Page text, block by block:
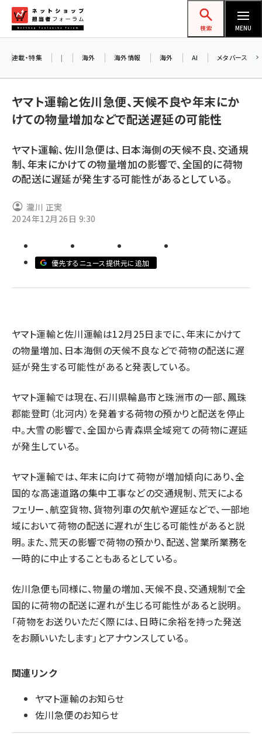
ン
ネットショップ担当者フォーラム
検索 MENU
yahoo (1906)
楽天 (1874)
アスクル (1122)
ビィ・フォアード (776)
連載・特集 | 海外 海外情報 海外 AI メタバース
ヤマト運輸と佐川急便、天候不良や年末にか
けての物量増加などで配送遅延の可能性
ヤマト運輸、佐川急便は、日本海側の天候不良、交通規
制、年末にかけての物量増加の影響で、全国的に荷物
の配送に遅延が発生する可能性があるとしている。
瀧川 正実
2024年12月26日 9:30
優先するニュース提供元に追加
ヤマト運輸と佐川運輸は12月25日までに、年末にかけて
の物量増加、日本海側の天候不良などで荷物の配送に遅
延が発生する可能性があると発表している。
ヤマト運輸では現在、石川県輪島市と珠洲市の一部、鳳珠
郡能登町（北河内）を発着する荷物の預かりと配送を停止
中。大雪の影響で、全国から青森県全域宛ての荷物に遅延
が発生している。
ヤマト運輸では、年末に向けて荷物が増加傾向にあり、全
国的な高速道路の集中工事などの交通規制、荒天による
フェリー、航空貨物、貨物列車の欠航や遅延などで、一部地
域において荷物の配送に遅れが生じる可能性があると説
明。また、荒天の影響で荷物の預かり、配送、営業所業務を
一時的に中止することもあるとしている。
佐川急便も同様に、物量の増加、天候不良、交通規制で全
国的に荷物の配送に遅れが生じる可能性があると説明。
「荷物をお送りいただく際には、日時に余裕を持った発送
をお願いいたします」とアナウンスしている。
関連リンク
ヤマト運輸のお知らせ
佐川急便のお知らせ